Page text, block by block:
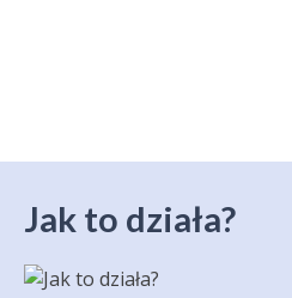
Jak to działa?